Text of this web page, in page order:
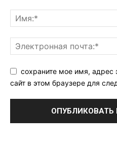
сохраните мое имя, адрес
сайт в этом браузере для